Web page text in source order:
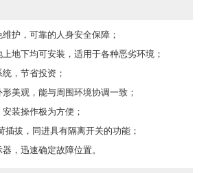
护，可靠的人身安全保障；
地下均可安装，适用于各种恶劣环境；
，节省投资；
美观，能与周围环境协调一致；
装操作极为方便；
插拔，同进具有隔离开关的功能；
，迅速确定故障位置。